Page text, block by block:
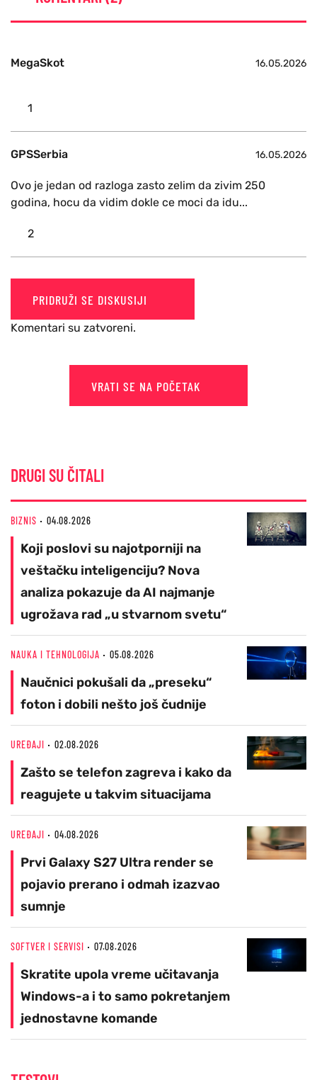
MegaSkot 16.05.2026
1
GPSSerbia 16.05.2026
Ovo je jedan od razloga zasto zelim da zivim 250
godina, hocu da vidim dokle ce moci da idu...
2
PRIDRUŽI SE DISKUSIJI
Komentari su zatvoreni.
VRATI SE NA POČETAK
DRUGI SU ČITALI
BIZNIS 04.08.2026
Koji poslovi su najotporniji na
veštačku inteligenciju? Nova
analiza pokazuje da AI najmanje
ugrožava rad „u stvarnom svetu“
NAUKA I TEHNOLOGIJA 05.08.2026
Naučnici pokušali da „preseku“
foton i dobili nešto još čudnije
UREĐAJI 02.08.2026
Zašto se telefon zagreva i kako da
reagujete u takvim situacijama
UREĐAJI 04.08.2026
Prvi Galaxy S27 Ultra render se
pojavio prerano i odmah izazvao
sumnje
SOFTVER I SERVISI 07.08.2026
Skratite upola vreme učitavanja
Windows-a i to samo pokretanjem
jednostavne komande